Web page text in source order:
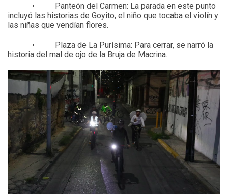
• Panteón del Carmen: La parada en este punto
incluyó las historias de Goyito, el niño que tocaba el violín y
las niñas que vendían flores.
• Plaza de La Purísima: Para cerrar, se narró la
historia del mal de ojo de la Bruja de Macrina.